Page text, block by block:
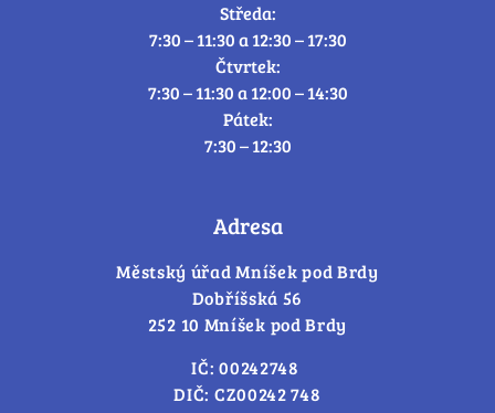
Středa:
7:30 – 11:30 a 12:30 – 17:30
Čtvrtek:
7:30 – 11:30 a 12:00 – 14:30
Pátek:
7:30 – 12:30
Adresa
Městský úřad Mníšek pod Brdy
Dobříšská 56
252 10 Mníšek pod Brdy
IČ: 00242748
DIČ: CZ00242 748